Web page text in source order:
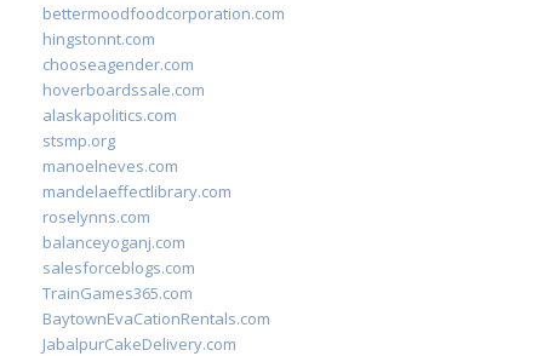
bettermoodfoodcorporation.com
hingstonnt.com
chooseagender.com
hoverboardssale.com
alaskapolitics.com
stsmp.org
manoelneves.com
mandelaeffectlibrary.com
roselynns.com
balanceyoganj.com
salesforceblogs.com
TrainGames365.com
BaytownEvaCationRentals.com
JabalpurCakeDelivery.com